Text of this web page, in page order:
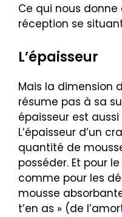
Ce qui nous
réception se
L’épaisseur
Mais la dimension
résume pas à sa
épaisseur est
L’épaisseur d’un
quantité de
posséder. Et pour
comme pour les
mousse
t’en as » (de